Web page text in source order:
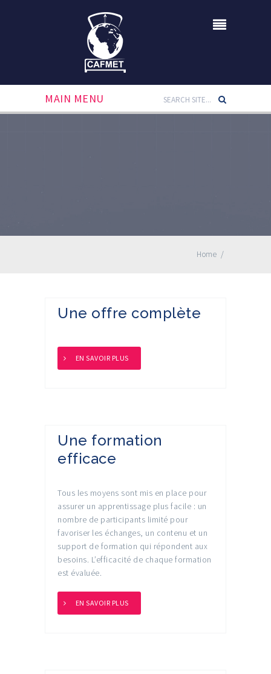
MAIN MENU
Home /
Une offre complète
EN SAVOIR PLUS
Une formation
efficace
Tous les moyens sont mis en place pour
assurer un apprentissage plus facile : un
nombre de participants limité pour
favoriser les échanges, un contenu et un
support de formation qui répondent aux
besoins. L’efficacité de chaque formation
est évaluée.
EN SAVOIR PLUS